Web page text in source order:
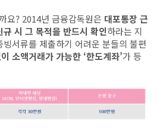
요? 2014년 금융감독원은 대포통장 근
시 그 목적을 반드시 확인하라는 지
서류를 제출하기 어려운 분들의 불편
소액거래가 가능한 ‘한도계좌’가 등